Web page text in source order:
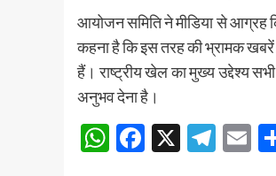
आयोजन समिति ने मीडिया से आग्रह
कहना है कि इस तरह की भ्रामक
हैं। राष्ट्रीय खेल का मुख्य उद्देश्य
अनुभव देना है।
WhatsApp
Facebook
X